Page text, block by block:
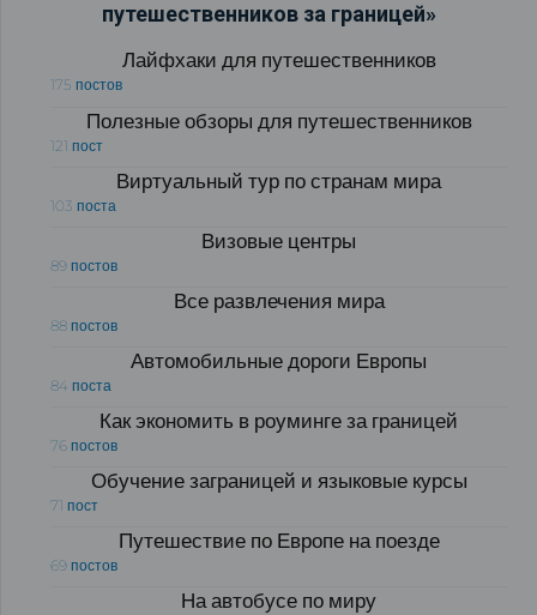
путешественников за границей»
Лайфхаки для путешественников
175 постов
Полезные обзоры для путешественников
121 пост
Виртуальный тур по странам мира
103 поста
Визовые центры
89 постов
Все развлечения мира
88 постов
Автомобильные дороги Европы
84 поста
Как экономить в роуминге за границей
76 постов
Обучение заграницей и языковые курсы
71 пост
Путешествие по Европе на поезде
69 постов
На автобусе по миру